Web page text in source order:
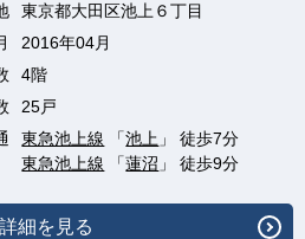
東京都大田区池上６丁目
2016年04月
4階
25戸
東急池上線 「池上 」 徒歩7分
東急池上線 「蓮沼 」 徒歩9分
詳細を見る